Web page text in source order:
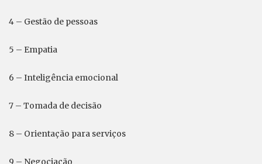
4 – Gestão de pessoas
5 – Empatia
6 – Inteligência emocional
7 – Tomada de decisão
8 – Orientação para serviços
9 – Negociação